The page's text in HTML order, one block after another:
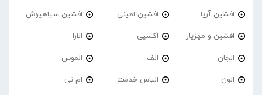
افشین آریا افشین امینی افشین سیاهپوش
افشین و مهزیار اکسپی الارا
الجان الف الموس
الون الیاس خدمت ام تی